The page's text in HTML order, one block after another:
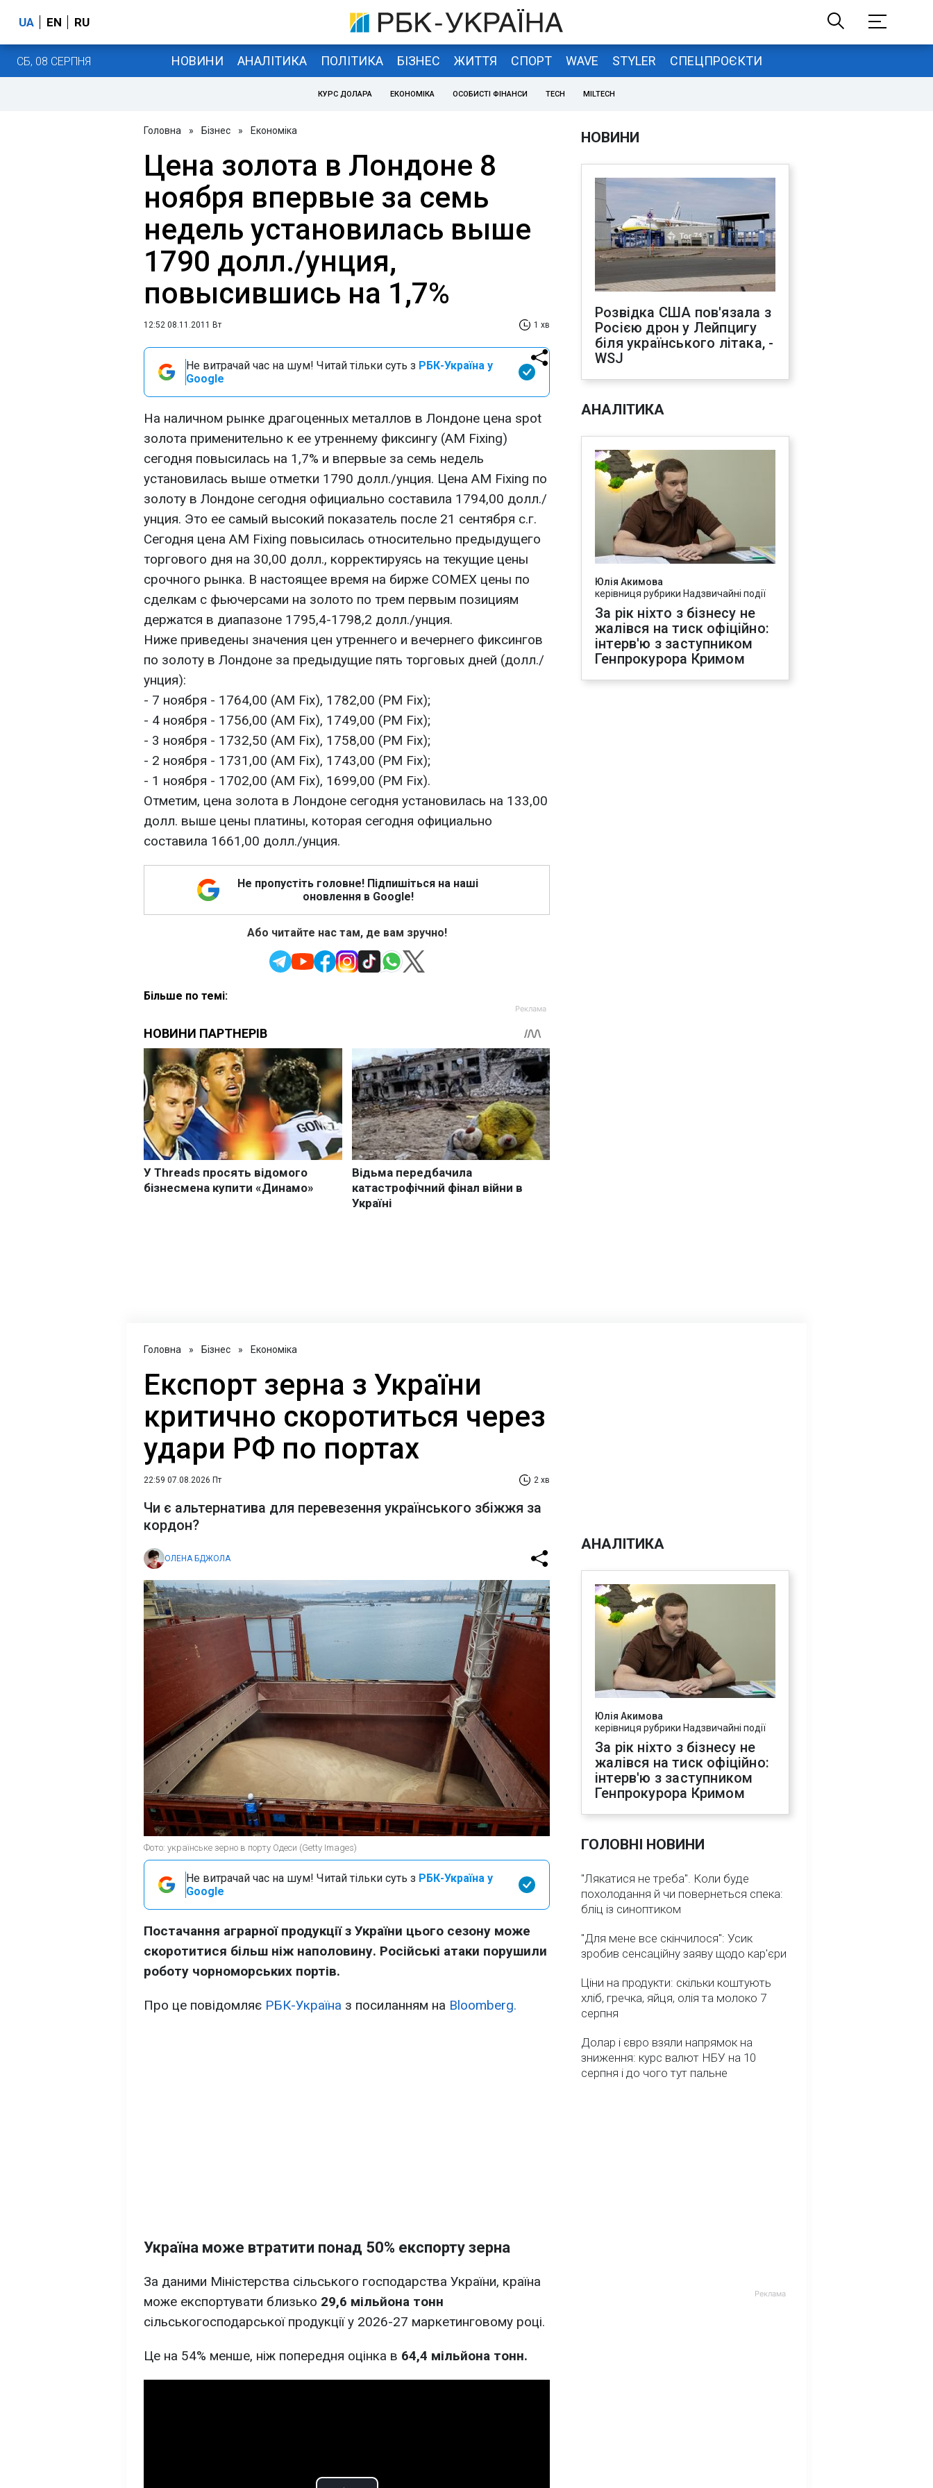
UA EN RU
СБ, 08 СЕРПНЯ НОВИНИ АНАЛІТИКА ПОЛІТИКА БІЗНЕС ЖИТТЯ СПОРТ WAVE STYLER СПЕЦПРОЄКТИ
КУРС ДОЛАРА ЕКОНОМІКА ОСОБИСТІ ФІНАНСИ TECH MILTECH
Головна » Бізнес » Економіка
Цена золота в Лондоне 8
ноября впервые за семь
недель установилась выше
1790 долл./унция,
повысившись на 1,7%
12:52 08.11.2011 Вт 1 хв
Не витрачай час на шум! Читай тільки суть з РБК-Україна у
Google
На наличном рынке драгоценных металлов в Лондоне цена spot
золота применительно к ее утреннему фиксингу (AM Fixing)
сегодня повысилась на 1,7% и впервые за семь недель
установилась выше отметки 1790 долл./унция. Цена AM Fixing по
золоту в Лондоне сегодня официально составила 1794,00 долл./
унция. Это ее самый высокий показатель после 21 сентября с.г.
Сегодня цена AM Fixing повысилась относительно предыдущего
торгового дня на 30,00 долл., корректируясь на текущие цены
срочного рынка. В настоящее время на бирже COMEX цены по
сделкам с фьючерсами на золото по трем первым позициям
держатся в диапазоне 1795,4-1798,2 долл./унция.
Ниже приведены значения цен утреннего и вечернего фиксингов
по золоту в Лондоне за предыдущие пять торговых дней (долл./
унция):
- 7 ноября - 1764,00 (AM Fix), 1782,00 (PM Fix);
- 4 ноября - 1756,00 (AM Fix), 1749,00 (PM Fix);
- 3 ноября - 1732,50 (AM Fix), 1758,00 (PM Fix);
- 2 ноября - 1731,00 (AM Fix), 1743,00 (PM Fix);
- 1 ноября - 1702,00 (AM Fix), 1699,00 (PM Fix).
Отметим, цена золота в Лондоне сегодня установилась на 133,00
долл. выше цены платины, которая сегодня официально
составила 1661,00 долл./унция.
Не пропустіть головне! Підпишіться на наші
оновлення в Google!
Або читайте нас там, де вам зручно!
Більше по темі:
НОВИНИ
Розвідка США пов'язала з
Росією дрон у Лейпцигу
біля українського літака, -
WSJ
АНАЛІТИКА
Юлія Акимова
керівниця рубрики Надзвичайні події
За рік ніхто з бізнесу не
жалівся на тиск офіційно:
інтерв'ю з заступником
Генпрокурора Кримом
Головна » Бізнес » Економіка
Експорт зерна з України
критично скоротиться через
удари РФ по портах
22:59 07.08.2026 Пт 2 хв
Чи є альтернатива для перевезення українського збіжжя за
кордон?
ОЛЕНА БДЖОЛА
Фото: українське зерно в порту Одеси (Getty Images)
Не витрачай час на шум! Читай тільки суть з РБК-Україна у
Google
Постачання аграрної продукції з України цього сезону може
скоротитися більш ніж наполовину. Російські атаки порушили
роботу чорноморських портів.
Про це повідомляє РБК-Україна з посиланням на Bloomberg.
Україна може втратити понад 50% експорту зерна
За даними Міністерства сільського господарства України, країна
може експортувати близько 29,6 мільйона тонн
сільськогосподарської продукції у 2026-27 маркетинговому році.
Це на 54% менше, ніж попередня оцінка в 64,4 мільйона тонн.
АНАЛІТИКА
Юлія Акимова
керівниця рубрики Надзвичайні події
За рік ніхто з бізнесу не
жалівся на тиск офіційно:
інтерв'ю з заступником
Генпрокурора Кримом
ГОЛОВНІ НОВИНИ
"Лякатися не треба". Коли буде
похолодання й чи повернеться спека:
бліц із синоптиком
"Для мене все скінчилося": Усик
зробив сенсаційну заяву щодо кар'єри
Ціни на продукти: скільки коштують
хліб, гречка, яйця, олія та молоко 7
серпня
Долар і євро взяли напрямок на
зниження: курс валют НБУ на 10
серпня і до чого тут пальне